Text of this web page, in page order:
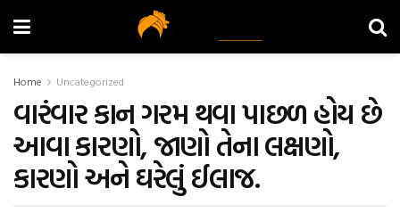
Home Uncategorized
વારંવાર કાન ગરમ થવા પાછળ હોય છે
આવા કારણો, જાણો તેના લક્ષણો,
કારણો અને ઘરેલું ઈલાજ.